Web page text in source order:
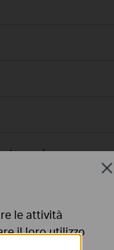
per Robot
le attività
il loro utilizzo